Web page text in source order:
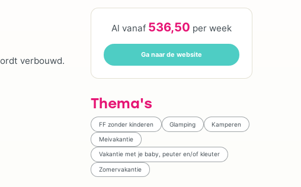
verbouwd.
Al vanaf 536,50 per week
Ga naar de website
Thema's
FF zonder kinderen Glamping Kamperen
Meivakantie
Vakantie met je baby, peuter en/of kleuter
Zomervakantie